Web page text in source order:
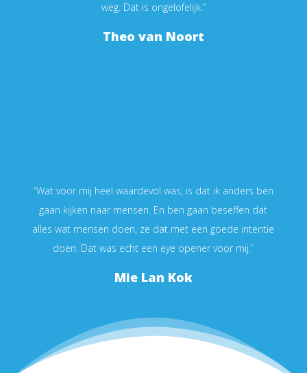
weg. Dat is ongelofelijk.”
Theo van Noort
“Wat voor mij heel waardevol was, is dat ik anders ben
gaan kijken naar mensen. En ben gaan beseffen dat
alles wat mensen doen, ze dat met een goede intentie
doen. Dat was echt een eye opener voor mij.”
Mie Lan Kok